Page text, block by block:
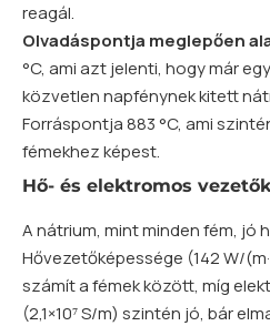
reagál.
Olvadáspontja meglepően
°C, ami azt jelenti, hogy már
közvetlen napfénynek kitett
Forráspontja 883 °C, ami
fémekhez képest.
Hő- és elektromos
A nátrium, mint minden fém, jó
Hővezetőképessége (142 W/
számít a fémek között, míg
(2,1×10⁷ S/m) szintén jó, bár